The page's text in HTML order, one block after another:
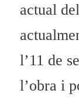
actual
l’11 de
l’obra i